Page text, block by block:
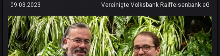
09.03.2023 Vereinigte Volksbank Raiffeisenbank eG